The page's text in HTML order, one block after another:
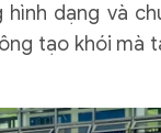
dạng và
tạo khói mà